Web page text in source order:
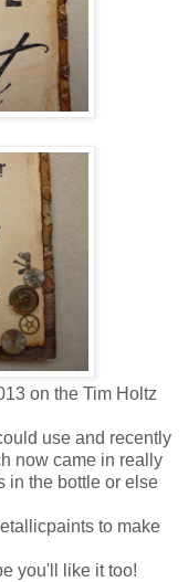
on the Tim Holtz
use and recently
now came in really
in the bottle or else
to make
you'll like it too!